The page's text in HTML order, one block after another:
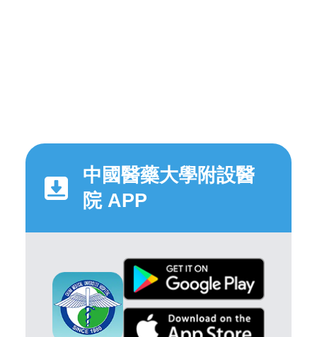
中國醫藥大學附設醫
院 APP